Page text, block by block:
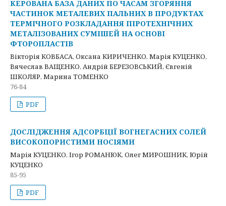
КЕРОВАНА БАЗА ДАНИХ ПО ЧАСАМ ЗГОРЯННЯ
ЧАСТИНОК МЕТАЛЕВИХ ПАЛЬНИХ В ПРОДУКТАХ
ТЕРМІЧНОГО РОЗКЛАДАННЯ ПІРОТЕХНІЧНИХ
МЕТАЛІЗОВАНИХ СУМІШЕЙ НА ОСНОВІ
ФТОРОПЛАСТІВ
Вікторія КОВБАСА, Оксана КИРИЧЕНКО, Марія КУЦЕНКО,
Вячеслав ВАЩЕНКО, Андрій БЕРЕЗОВСЬКИЙ, Євгеній
ШКОЛЯР, Марина ТОМЕНКО
76-84
PDF
ДОСЛІДЖЕННЯ АДСОРБЦІЇ ВОГНЕГАСНИХ СОЛЕЙ
ВИСОКОПОРИСТИМИ НОСІЯМИ
Марія КУЦЕНКО, Ігор РОМАНЮК, Олег МИРОШНИК, Юрій
КУЦЕНКО
85-95
PDF